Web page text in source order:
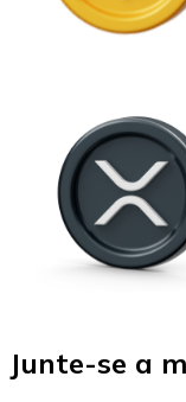
Junte-se a